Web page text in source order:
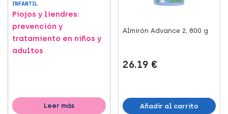
INFANTIL
Piojos y liendres:
prevención y
tratamiento en niños y
adultos
Leer más
Almirón Advance 2, 800 g
26.19 €
Añadir al carrito